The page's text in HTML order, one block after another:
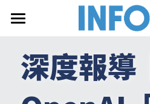
關於InfoAI
訂閱電子報
深度報導